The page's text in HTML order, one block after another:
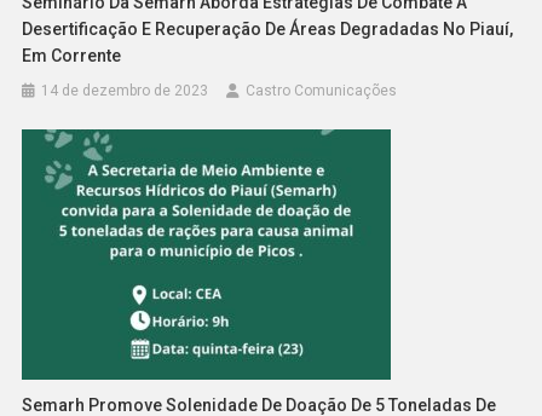
Desertificação E Recuperação De Áreas Degradadas No Piauí,
Em Corrente
14 de dezembro de 2023 Castro Comunicações
Semarh Promove Solenidade De Doação De 5 Toneladas De